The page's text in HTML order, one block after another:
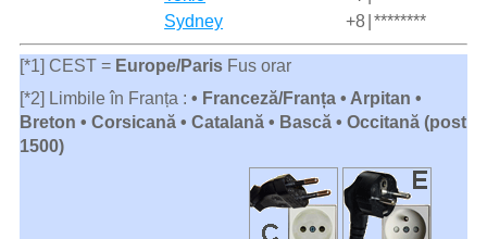
Sydney
+8 ********
[*1] CEST = Europe/ParisFus orar
[*2] Limbile în Franța : • Franceză/Franța • Arpitan •
Breton • Corsicană • Catalană • Bască • Occitană (post
1500)